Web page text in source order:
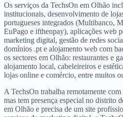
Os serviços da TechsOn em Olhão
institucionais, desenvolvimento de
portugueses integrados (Multibanco,
EuPago e ifthenpay), aplicações web
marketing digital, gestão de redes
domínios .pt e alojamento web com
os sectores em Olhão: restaurantes e
alojamento local, cabeleireiros e
lojas online e comércio, entre muitos
A TechsOn trabalha remotamente
mas tem presença especial no distrito
em Olhão e precisa de um site